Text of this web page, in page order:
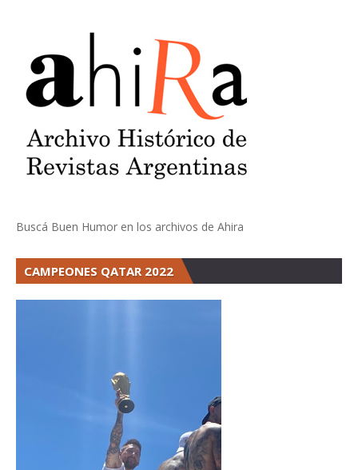
Buscá Buen Humor en los archivos de Ahira
CAMPEONES QATAR 2022